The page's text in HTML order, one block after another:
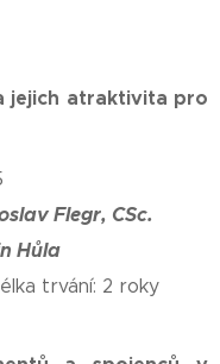
jejich atraktivita pro
Flegr, CSc.
Hůla
trvání: 2 roky